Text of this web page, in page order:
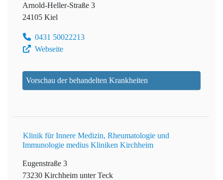
Arnold-Heller-Straße 3
24105 Kiel
0431 50022213
Webseite
Vorschau der behandelten Krankheiten
Klinik für Innere Medizin, Rheumatologie und
Immunologie medius Kliniken Kirchheim
Eugenstraße 3
73230 Kirchheim unter Teck